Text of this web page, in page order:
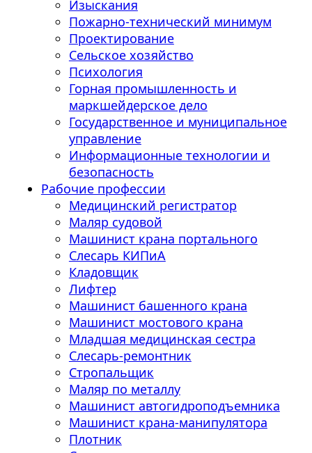
Изыскания
Пожарно-технический минимум
Проектирование
Сельское хозяйство
Психология
Горная промышленность и
маркшейдерское дело
Государственное и муниципальное
управление
Информационные технологии и
безопасность
Рабочие профессии
Медицинский регистратор
Маляр судовой
Машинист крана портального
Слесарь КИПиА
Кладовщик
Лифтер
Машинист башенного крана
Машинист мостового крана
Младшая медицинская сестра
Слесарь-ремонтник
Стропальщик
Маляр по металлу
Машинист автогидроподъемника
Машинист крана-манипулятора
Плотник